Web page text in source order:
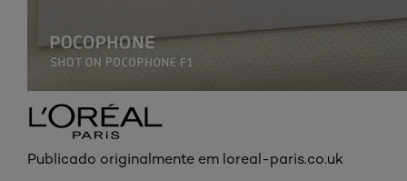
Publicado originalmente em loreal-paris.co.uk